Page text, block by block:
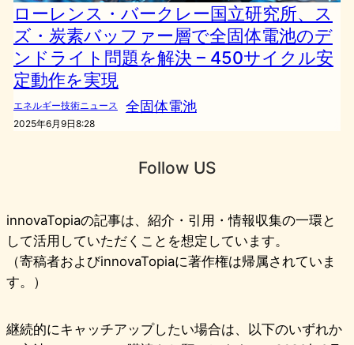
ローレンス・バークレー国立研究所、ス
ズ・炭素バッファー層で全固体電池のデ
ンドライト問題を解決 – 450サイクル安
定動作を実現
エネルギー技術ニュース 全固体電池
2025年6月9日8:28
Follow US
innovaTopiaの記事は、紹介・引用・情報収集の一環と
して活用していただくことを想定しています。
（寄稿者およびinnovaTopiaに著作権は帰属されていま
す。）
継続的にキャッチアップしたい場合は、以下のいずれか